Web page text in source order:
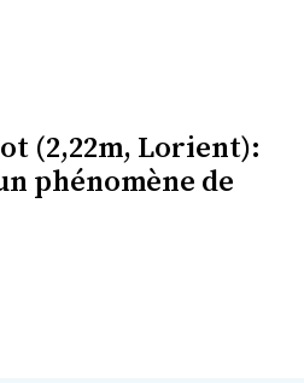
(2,22m, Lorient):
phénomène de